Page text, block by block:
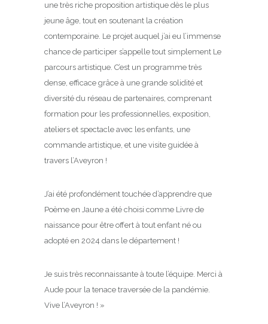
une très riche proposition artistique dès le plus
jeune âge, tout en soutenant la création
contemporaine. Le projet auquel j’ai eu l’immense
chance de participer s’appelle tout simplement Le
parcours artistique. C’est un programme très
dense, efficace grâce à une grande solidité et
diversité du réseau de partenaires, comprenant
formation pour les professionnelles, exposition,
ateliers et spectacle avec les enfants, une
commande artistique, et une visite guidée à
travers l’Aveyron !
J’ai été profondément touchée d’apprendre que
Poème en Jaune a été choisi comme Livre de
naissance pour être offert à tout enfant né ou
adopté en 2024 dans le département !
Je suis très reconnaissante à toute l’équipe. Merci à
Aude pour la tenace traversée de la pandémie.
Vive l’Aveyron ! »